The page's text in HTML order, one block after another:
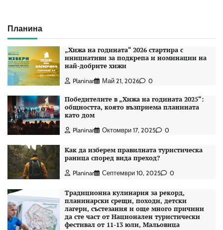
Планина
„Хижа на годината“ 2026 стартира с
инициативи за подкрепа и номинации на
най-добрите хижи
Planinar Май 21, 2026 0
Победителите в „Хижа на годината 2025“:
общността, която възприема планината
като дом
Planinar Октомври 17, 2025 0
Как да изберем правилната туристическа
раница според вида преход?
Planinar Септември 10, 2025 0
Традиционна кулинария за рекорд,
планинарски срещи, походи, детски
лагери, състезания и още много причини
да сте част от Национален туристически
фестивал от 11-13 юли, Мальовица